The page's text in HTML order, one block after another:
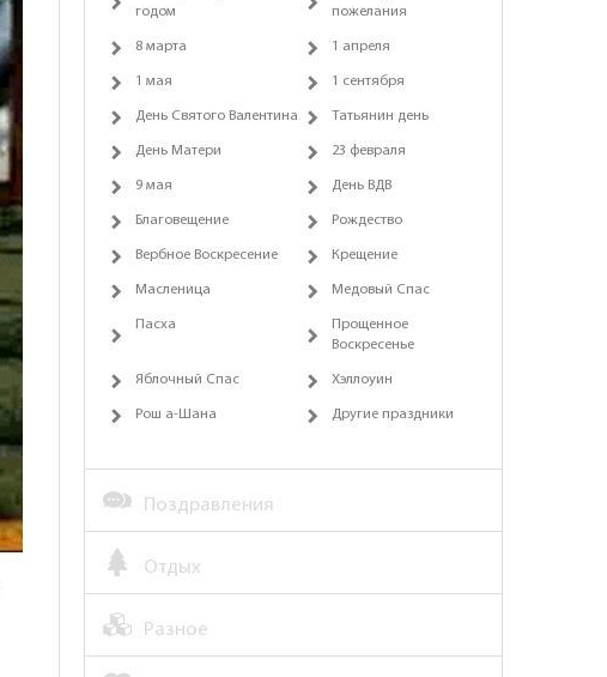
годом
пожелания
8 марта 1 апреля
1 мая 1 сентября
День Святого Валентина Татьянин день
День Матери 23 февраля
9 мая День ВДВ
Благовещение Рождество
Вербное Воскресение Крещение
Масленица Медовый Спас
Пасха
Прощенное
Воскресенье
Яблочный Спас Хэллоуин
Рош а-Шана Другие праздники
Поздравления
Отдых
Разное